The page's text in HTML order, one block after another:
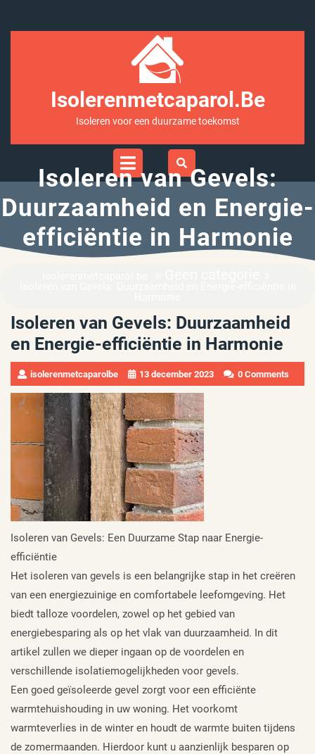
Isolerenmetcaparol.be
Isoleren voor een duurzame toekomst
Open
Isoleren van Gevels:
Duurzaamheid en Energie-
efficiëntie in Harmonie
Isoleren van Gevels: Duurzaamheid
en Energie-efficiëntie in Harmonie
isolerenmetcaparolbe 13 december 2023 0 Comments
Isoleren van Gevels: Een Duurzame Stap naar Energie-
efficiëntie
Het isoleren van gevels is een belangrijke stap in het creëren
van een energiezuinige en comfortabele leefomgeving. Het
biedt talloze voordelen, zowel op het gebied van
energiebesparing als op het vlak van duurzaamheid. In dit
artikel zullen we dieper ingaan op de voordelen en
verschillende isolatiemogelijkheden voor gevels.
Een goed geïsoleerde gevel zorgt voor een efficiënte
warmtehuishouding in uw woning. Het voorkomt
warmteverlies in de winter en houdt de warmte buiten tijdens
de zomermaanden. Hierdoor kunt u aanzienlijk besparen op